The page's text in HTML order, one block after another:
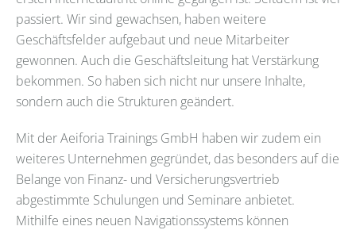
passiert. Wir sind gewachsen, haben weitere
Geschäftsfelder aufgebaut und neue Mitarbeiter
gewonnen. Auch die Geschäftsleitung hat Verstärkung
bekommen. So haben sich nicht nur unsere Inhalte,
sondern auch die Strukturen geändert.
Mit der Aeiforia Trainings GmbH haben wir zudem ein
weiteres Unternehmen gegründet, das besonders auf die
Belange von Finanz- und Versicherungsvertrieb
abgestimmte Schulungen und Seminare anbietet.
Mithilfe eines neuen Navigationssystems können